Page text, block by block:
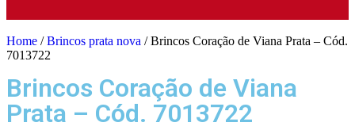
Home /Brincos prata nova / Brincos Coração de Viana Prata – Cód.
7013722
Brincos Coração de Viana
Prata – Cód. 7013722